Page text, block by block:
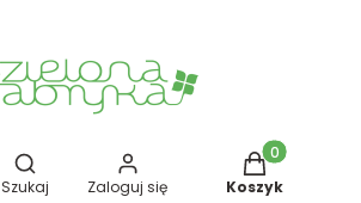
Otwórz wyszukiwarkę
Szukaj Zaloguj się
Produkty w
Koszyk